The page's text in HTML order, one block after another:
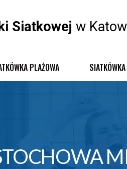
Siatkowej w
PLAŻOWA